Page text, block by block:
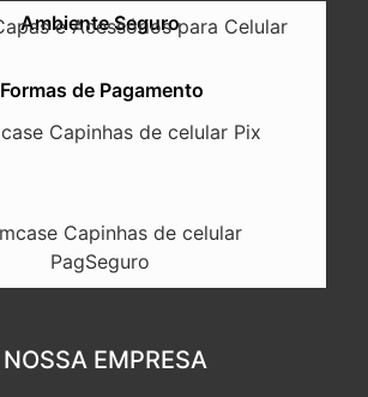
Ambiente Seguro
Formas de Pagamento
NOSSA EMPRESA